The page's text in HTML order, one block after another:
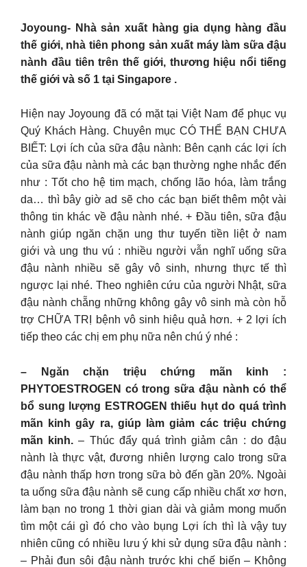
Joyoung- Nhà sản xuất hàng gia dụng hàng đầu
thế giới, nhà tiên phong sản xuất máy làm sữa đậu
nành đầu tiên trên thế giới, thương hiệu nổi tiếng
thế giới và số 1 tại Singapore .
Hiện nay Joyoung đã có mặt tại Việt Nam để phục vụ
Quý Khách Hàng. Chuyên mục CÓ THỂ BẠN CHƯA
BIẾT: Lợi ích của sữa đậu nành: Bên cạnh các lợi ích
của sữa đậu nành mà các bạn thường nghe nhắc đến
như : Tốt cho hệ tim mạch, chống lão hóa, làm trắng
da… thì bây giờ ad sẽ cho các bạn biết thêm một vài
thông tin khác về đậu nành nhé. + Đầu tiên, sữa đậu
nành giúp ngăn chặn ung thư tuyến tiền liệt ở nam
giới và ung thu vú : nhiều người vẫn nghĩ uống sữa
đậu nành nhiều sẽ gây vô sinh, nhưng thực tế thì
ngược lại nhé. Theo nghiên cứu của người Nhật, sữa
đậu nành chẵng những không gây vô sinh mà còn hỗ
trợ CHỮA TRỊ bệnh vô sinh hiệu quả hơn. + 2 lợi ích
tiếp theo các chị em phụ nữa nên chú ý nhé :
– Ngăn chặn triệu chứng mãn kinh :
PHYTOESTROGEN có trong sữa đậu nành có thể
bổ sung lượng ESTROGEN thiếu hụt do quá trình
mãn kinh gây ra, giúp làm giảm các triệu chứng
mãn kinh. – Thúc đẩy quá trình giảm cân : do đậu
nành là thực vật, đương nhiên lượng calo trong sữa
đậu nành thấp hơn trong sữa bò đến gần 20%. Ngoài
ta uống sữa đậu nành sẽ cung cấp nhiều chất xơ hơn,
làm bạn no trong 1 thời gian dài và giảm mong muốn
tìm một cái gì đó cho vào bụng Lợi ích thì là vậy tuy
nhiên cũng có nhiều lưu ý khi sử dụng sữa đậu nành :
– Phải đun sôi đậu nành trước khi chế biến – Không